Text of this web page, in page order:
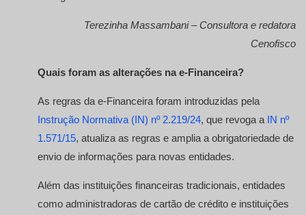
Terezinha Massambani – Consultora e redatora
Cenofisco
Quais foram as alterações na e-Financeira?
As regras da e-Financeira foram introduzidas pela
Instrução Normativa (IN) nº 2.219/24, que revoga a IN nº
1.571/15, atualiza as regras e amplia a obrigatoriedade de
envio de informações para novas entidades.
Além das instituições financeiras tradicionais, entidades
como administradoras de cartão de crédito e instituições